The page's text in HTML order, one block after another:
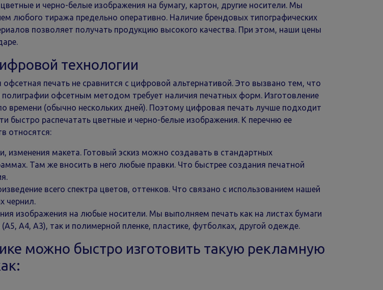
и черно-белые изображения на бумагу, картон, другие носители. Мы
любого тиража предельно оперативно. Наличие брендовых типографических
позволяет получать продукцию высокого качества. При этом, наши цены
технологии
печать не сравнится с цифровой альтернативой. Это вызвано тем, что
полиграфии офсетным методом требует наличия печатных форм. Изготовление
времени (обычно нескольких дней). Поэтому цифровая печать лучше подходит
быстро распечатать цветные и черно-белые изображения. К перечню ее
относятся:
изменения макета. Готовый эскиз можно создавать в стандартных
Там же вносить в него любые правки. Что быстрее создания печатной
всего спектра цветов, оттенков. Что связано с использованием нашей
чернил.
изображения на любые носители. Мы выполняем печать как на листах бумаги
А4, А3), так и полимерной пленке, пластике, футболках, другой одежде.
можно быстро изготовить такую рекламную